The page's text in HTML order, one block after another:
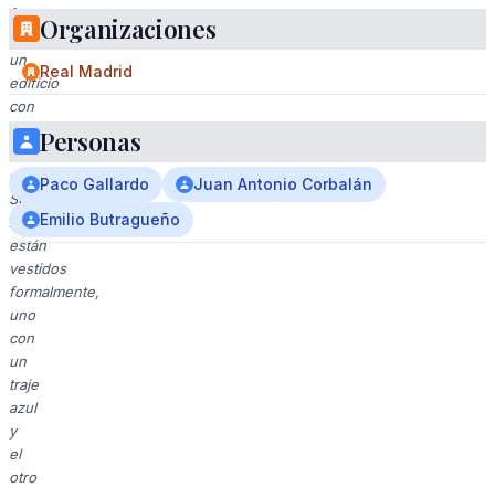
frente
a
un
edificio
con
una
publicidad
de
Super.
Ambos
están
vestidos
formalmente,
uno
con
un
traje
azul
y
el
otro
Organizaciones
Real Madrid
Personas
Paco Gallardo
Juan Antonio Corbalán
Emilio Butragueño